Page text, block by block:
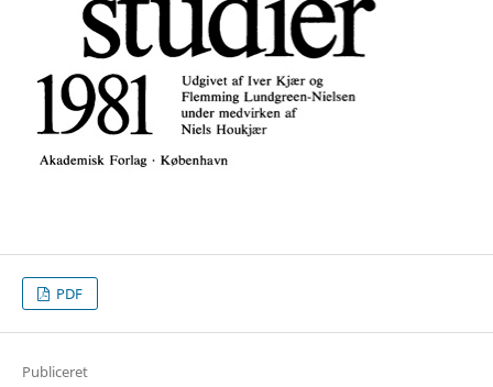
PDF
Publiceret